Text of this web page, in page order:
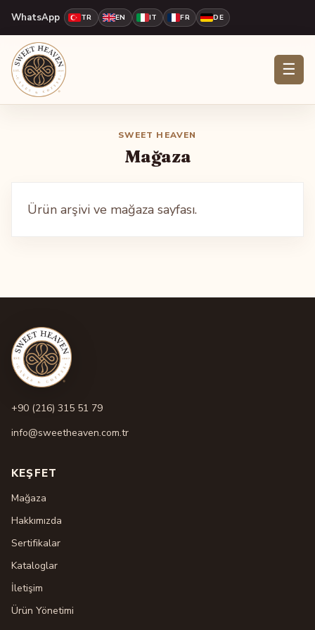
WhatsApp TR EN IT FR DE
☰
SWEET HEAVEN
Mağaza
Ürün arşivi ve mağaza sayfası.
+90 (216) 315 51 79
info@sweetheaven.com.tr
KEŞFET
Mağaza
Hakkımızda
Sertifikalar
Kataloglar
İletişim
Ürün Yönetimi